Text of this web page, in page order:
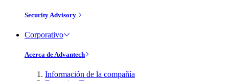
Security Advisory
Corporativo
Acerca de Advantech
Información de la compañía